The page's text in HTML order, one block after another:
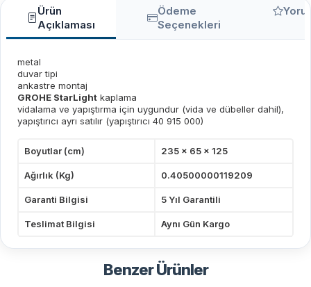
Ürün
Açıklaması
Ödeme
Seçenekleri
metal
duvar tipi
ankastre montaj
GROHE StarLight kaplama
vidalama ve yapıştırma için uygundur (vida ve dübeller dahil),
yapıştırıcı ayrı satılır (yapıştırıcı 40 915 000)
Boyutlar (cm) 235 x 65 x 125
Ağırlık (Kg) 0.40500000119209
Garanti Bilgisi 5 Yıl Garantili
Teslimat Bilgisi Aynı Gün Kargo
Benzer Ürünler